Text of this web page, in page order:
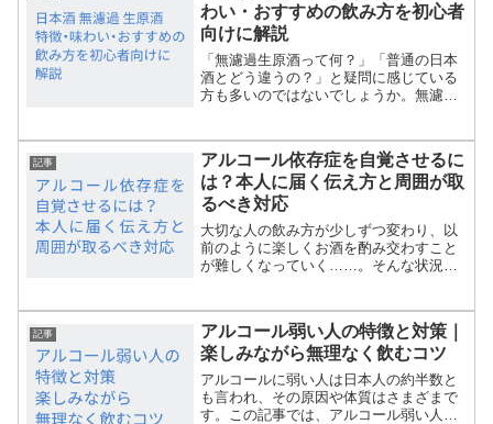
わい・おすすめの飲み方を初心者
向けに解説
「無濾過生原酒って何？」「普通の日本
酒とどう違うの？」と疑問に感じている
方も多いのではないでしょうか。無濾過
お酒です。本記事では、日本酒 無濾過
生原酒の特徴から楽しみ...
記事
アルコール依存症を自覚させるに
は？本人に届く伝え方と周囲が取
るべき対応
大切な人の飲み方が少しずつ変わり、以
前のように楽しくお酒を酌み交わすこと
が難しくなっていく……。そんな状況を
「なんとかしてお酒を控えてほしい」
「自分の状況に気づいてほしい...
記事
アルコール弱い人の特徴と対策｜
楽しみながら無理なく飲むコツ
アルコールに弱い人は日本人の約半数と
も言われ、その原因や体質はさまざまで
す。この記事では、アルコール弱い人が